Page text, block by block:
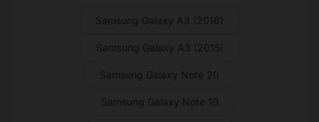
Samsung Galaxy A3 (2016)
Samsung Galaxy A3 (2015)
Samsung Galaxy Note 20
Samsung Galaxy Note 10